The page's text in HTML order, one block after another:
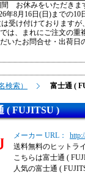
お休みをいただきま
年8月16日(日)までの10
は受け付けております
、まれにご注文の重
たお問合せ・出荷日
検索） 富士通 (
( FUJITSU )
メーカー URL：
送料無料のヒットラ
こちらは富士通 (
人気の富士通 (